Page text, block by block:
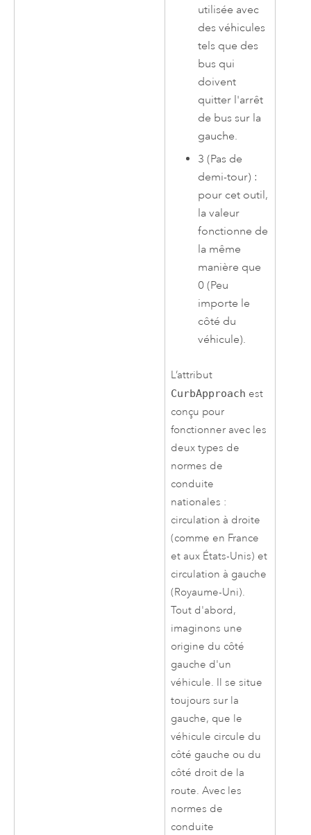
utilisée avec
des véhicules
tels que des
bus qui
doivent
quitter l'arrêt
de bus sur la
gauche.
3 (Pas de
demi-tour) :
pour cet outil,
la valeur
fonctionne de
la même
manière que
0 (Peu
importe le
côté du
véhicule).
L’attribut
CurbApproach est
conçu pour
fonctionner avec les
deux types de
normes de
conduite
nationales :
circulation à droite
(comme en France
et aux États-Unis) et
circulation à gauche
(Royaume-Uni).
Tout d'abord,
imaginons une
origine du côté
gauche d'un
véhicule. Il se situe
toujours sur la
gauche, que le
véhicule circule du
côté gauche ou du
côté droit de la
route. Avec les
normes de
conduite